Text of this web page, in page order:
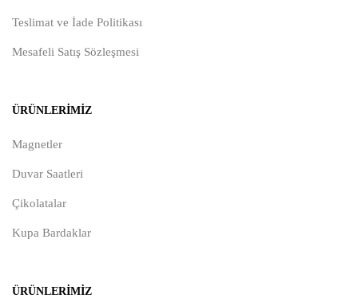
Teslimat ve İade Politikası
Mesafeli Satış Sözleşmesi
ÜRÜNLERIMIZ
Magnetler
Duvar Saatleri
Çikolatalar
Kupa Bardaklar
ÜRÜNLERIMIZ